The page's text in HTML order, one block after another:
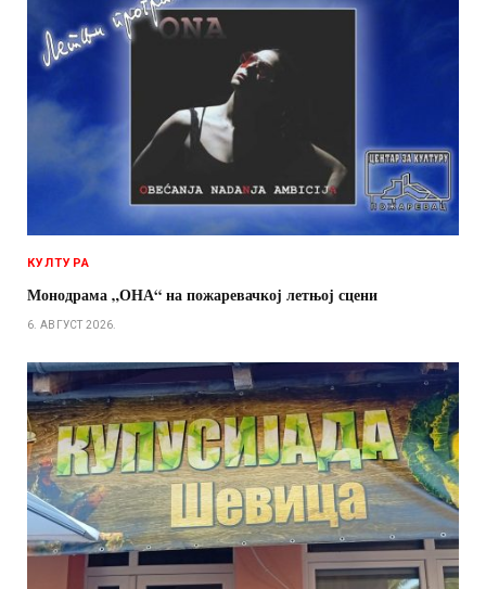
КУЛТУРА
Монодрама „ОНА“ на пожаревачкој летњој сцени
6. АВГУСТ 2026.